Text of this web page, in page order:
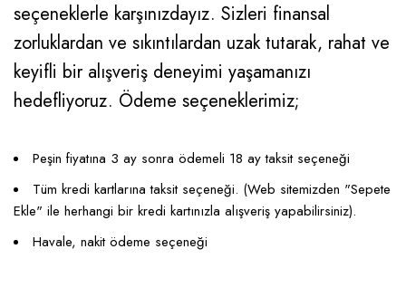
seçeneklerle karşınızdayız. Sizleri finansal
zorluklardan ve sıkıntılardan uzak tutarak, rahat ve
keyifli bir alışveriş deneyimi yaşamanızı
hedefliyoruz. Ödeme seçeneklerimiz;
Peşin fiyatına 3 ay sonra ödemeli 18 ay taksit seçeneği
Tüm kredi kartlarına taksit seçeneği. (Web sitemizden "Sepete
Ekle" ile herhangi bir kredi kartınızla alışveriş yapabilirsiniz).
Havale, nakit ödeme seçeneği